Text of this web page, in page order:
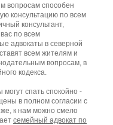
вопросам способен
консультацию по всем
консультант,
по всем
адвокаты в северной
всем жителям и
вопросам, в
кодекса.
спать спокойно -
в полном согласии с
к нам можно смело
семейный адвокат по